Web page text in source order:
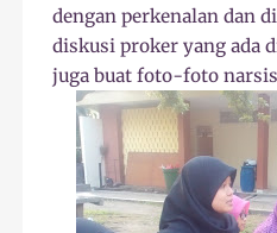
dengan perkenalan dan
diskusi proker yang ada
juga buat foto-foto